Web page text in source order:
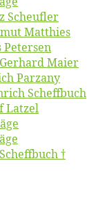
Scheufler
Matthies
Petersen
Maier
Parzany
Scheffbuch
Latzel
†